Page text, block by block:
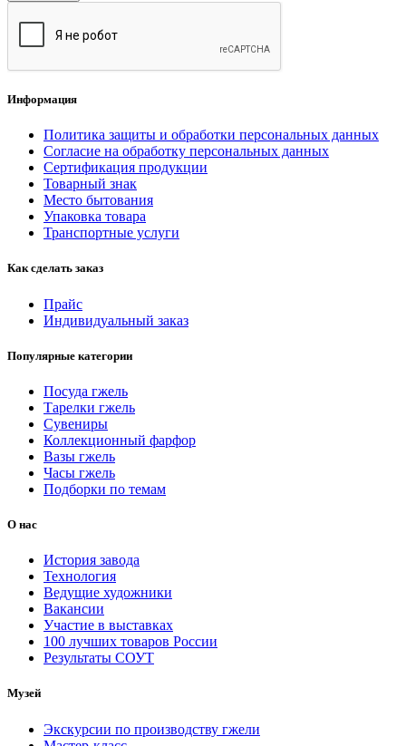
Информация
Политика защиты и обработки персональных данных
Согласие на обработку персональных данных
Сертификация продукции
Товарный знак
Место бытования
Упаковка товара
Транспортные услуги
Как сделать заказ
Прайс
Индивидуальный заказ
Популярные категории
Посуда гжель
Тарелки гжель
Сувениры
Коллекционный фарфор
Вазы гжель
Часы гжель
Подборки по темам
О нас
История завода
Технология
Ведущие художники
Вакансии
Участие в выставках
100 лучших товаров России
Результаты СОУТ
Музей
Экскурсии по производству гжели